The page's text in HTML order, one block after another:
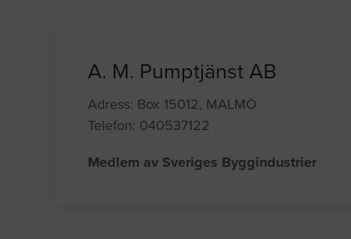
A. M. Pumptjänst AB
Adress: Box 15012, MALMÖ
Telefon: 040537122
Medlem av Sveriges Byggindustrier